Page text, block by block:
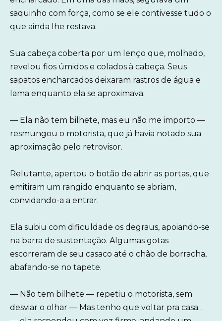
saquinho com força, como se ele contivesse tudo o
que ainda lhe restava.
Sua cabeça coberta por um lenço que, molhado,
revelou fios úmidos e colados à cabeça. Seus
sapatos encharcados deixaram rastros de água e
lama enquanto ela se aproximava.
— Ela não tem bilhete, mas eu não me importo —
resmungou o motorista, que já havia notado sua
aproximação pelo retrovisor.
Relutante, apertou o botão de abrir as portas, que
emitiram um rangido enquanto se abriam,
convidando-a a entrar.
Ela subiu com dificuldade os degraus, apoiando-se
na barra de sustentação. Algumas gotas
escorreram de seu casaco até o chão de borracha,
abafando-se no tapete.
— Não tem bilhete — repetiu o motorista, sem
desviar o olhar — Mas tenho que voltar pra casa…